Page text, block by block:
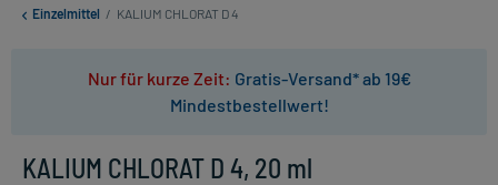
Einzelmittel / KALIUM CHLORAT D 4
Nur für kurze Zeit: Gratis-Versand* ab 19€
Mindestbestellwert!
KALIUM CHLORAT D 4, 20 ml